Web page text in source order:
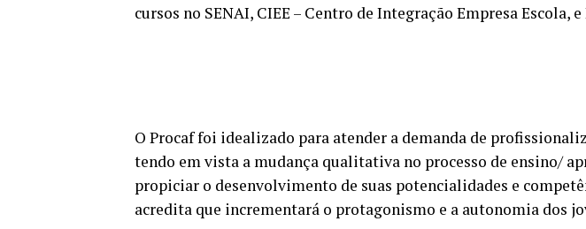
cursos no SENAI, CIEE – Centro de Integração Empresa Escola,
O Procaf foi idealizado para atender a demanda de
tendo em vista a mudança qualitativa no processo de ensino/
propiciar o desenvolvimento de suas potencialidades e
acredita que incrementará o protagonismo e a autonomia dos